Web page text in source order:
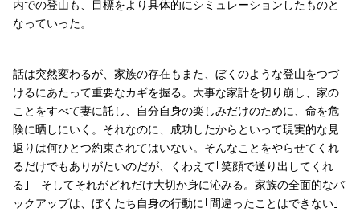
内での登山も、目標をより具体的にシミュレーションしたものと
なっていった。
話は突然変わるが、家族の存在もまた、ぼくのような登山をつづ
けるにあたって重要なカギを握る。大事な家計を切り崩し、家の
ことをすべて妻に託し、自分自身の楽しみだけのために、命を危
険に晒しにいく。それなのに、成功したからといって現実的な見
返りは何ひとつ約束されてはいない。そんなことをやらせてくれ
るだけでもありがたいのだが、くわえて｢笑顔で送り出してくれ
る｣ そしてそれがどれだけ大切か身に沁みる。家族の全面的なバ
ックアップは、ぼくたち自身の行動に｢間違ったことはできない｣